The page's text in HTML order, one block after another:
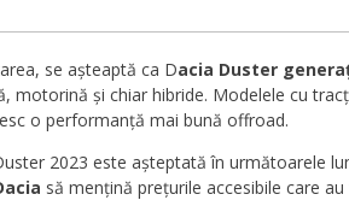
se așteaptă ca Dacia Duster
motorină și chiar hibride. Modelele cu
o performanță mai bună offroad.
2023 este așteptată în următoarele
să mențină prețurile accesibile care